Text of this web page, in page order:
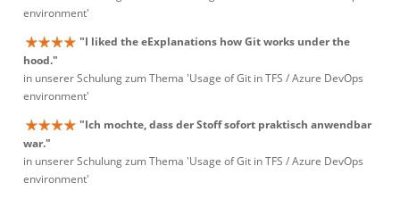
environment'
"I liked the eExplanations how Git works under the
hood."
in unserer Schulung zum Thema 'Usage of Git in TFS / Azure DevOps
environment'
"Ich mochte, dass der Stoff sofort praktisch anwendbar
war."
in unserer Schulung zum Thema 'Usage of Git in TFS / Azure DevOps
environment'